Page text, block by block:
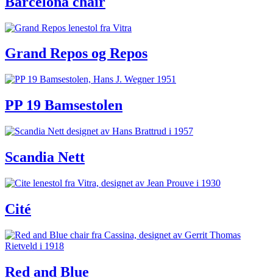
Grand Repos og Repos
PP 19 Bamsestolen
Scandia Nett
Cité
Red and Blue